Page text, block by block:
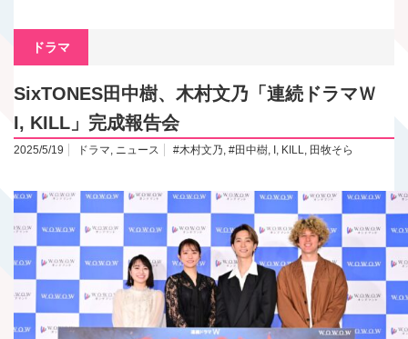
ドラマ
SixTONES田中樹、木村文乃「連続ドラマＷ
I, KILL」完成報告会
2025/5/19 ドラマ, ニュース #木村文乃, #田中樹, , KILL, 田牧そら